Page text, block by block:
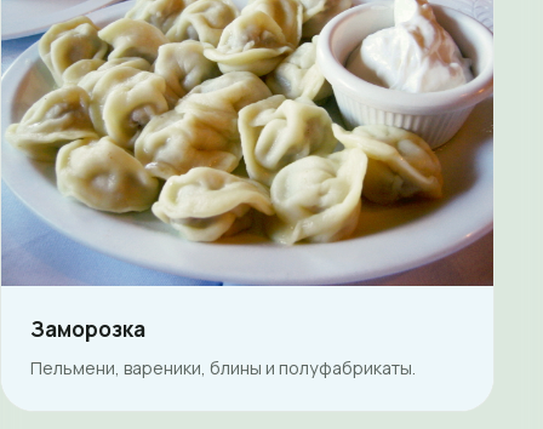
Заморозка
Пельмени, вареники, блины и полуфабрикаты.